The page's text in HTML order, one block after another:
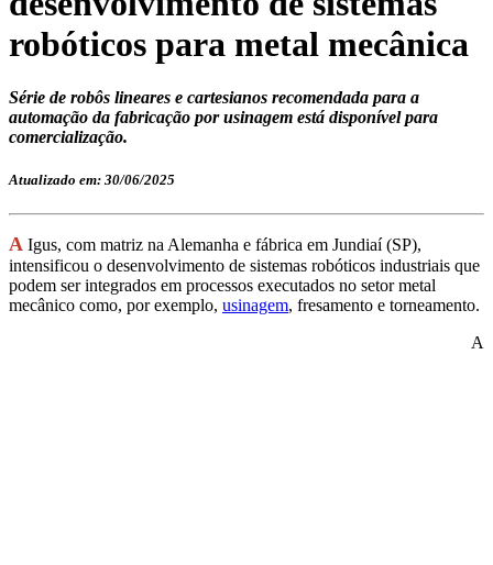
robóticos para metal mecânica
Série de robôs lineares e cartesianos recomendada para a
automação da fabricação por usinagem está disponível para
comercialização.
Atualizado em: 30/06/2025
A Igus, com matriz na Alemanha e fábrica em Jundiaí (SP),
intensificou o desenvolvimento de sistemas robóticos industriais que
podem ser integrados em processos executados no setor metal
mecânico como, por exemplo, usinagem, fresamento e torneamento.
A